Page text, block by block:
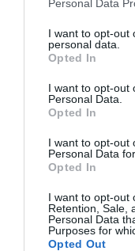
not limited to your
grant or deny
use your data for
consent section.
Personal Data
I want to opt-out
personal data.
Opted In
I want to opt-out
Personal Data.
Opted In
I want to opt-out
Personal Data
Opted In
I want to opt-out
Retention, Sale,
Personal Data
Purposes for
Opted Out
Detalles
Categoría
Alimentación